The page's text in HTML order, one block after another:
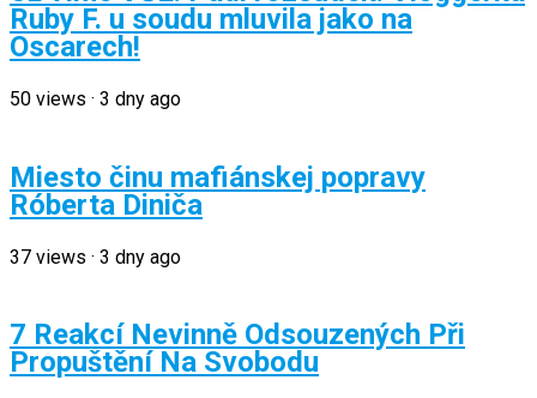
Ruby F. u soudu mluvila jako na
Oscarech!
50 views · 3 dny ago
Miesto činu mafiánskej popravy
Róberta Diniča
37 views · 3 dny ago
7 Reakcí Nevinně Odsouzených Při
Propuštění Na Svobodu